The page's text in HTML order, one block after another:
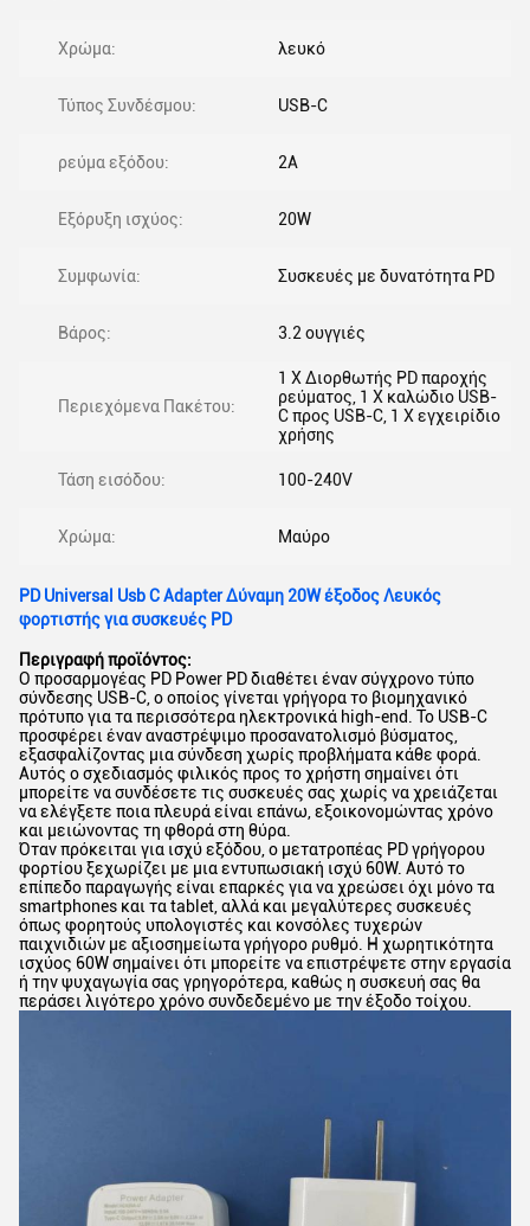
Χρώμα: λευκό
Τύπος Συνδέσμου: USB-C
ρεύμα εξόδου: 2Α
Εξόρυξη ισχύος: 20W
Συμφωνία: Συσκευές με δυνατότητα PD
Βάρος: 3.2 ουγγιές
Περιεχόμενα Πακέτου:
1 X Διορθωτής PD παροχής
ρεύματος, 1 X καλώδιο USB-
C προς USB-C, 1 X εγχειρίδιο
χρήσης
Τάση εισόδου: 100-240V
Χρώμα: Μαύρο
PD Universal Usb C Adapter Δύναμη 20W έξοδος Λευκός
φορτιστής για συσκευές PD
Περιγραφή προϊόντος:
Ο προσαρμογέας PD Power PD διαθέτει έναν σύγχρονο τύπο
σύνδεσης USB-C, ο οποίος γίνεται γρήγορα το βιομηχανικό
πρότυπο για τα περισσότερα ηλεκτρονικά high-end. Το USB-C
προσφέρει έναν αναστρέψιμο προσανατολισμό βύσματος,
εξασφαλίζοντας μια σύνδεση χωρίς προβλήματα κάθε φορά.
Αυτός ο σχεδιασμός φιλικός προς το χρήστη σημαίνει ότι
μπορείτε να συνδέσετε τις συσκευές σας χωρίς να χρειάζεται
να ελέγξετε ποια πλευρά είναι επάνω, εξοικονομώντας χρόνο
και μειώνοντας τη φθορά στη θύρα.
Όταν πρόκειται για ισχύ εξόδου, ο μετατροπέας PD γρήγορου
φορτίου ξεχωρίζει με μια εντυπωσιακή ισχύ 60W. Αυτό το
επίπεδο παραγωγής είναι επαρκές για να χρεώσει όχι μόνο τα
smartphones και τα tablet, αλλά και μεγαλύτερες συσκευές
όπως φορητούς υπολογιστές και κονσόλες τυχερών
παιχνιδιών με αξιοσημείωτα γρήγορο ρυθμό. Η χωρητικότητα
ισχύος 60W σημαίνει ότι μπορείτε να επιστρέψετε στην εργασία
ή την ψυχαγωγία σας γρηγορότερα, καθώς η συσκευή σας θα
περάσει λιγότερο χρόνο συνδεδεμένο με την έξοδο τοίχου.